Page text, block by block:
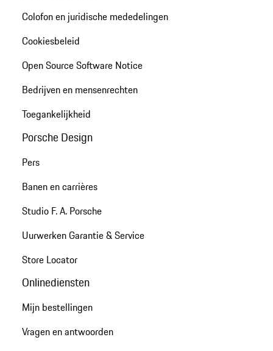
Colofon en juridische mededelingen
Cookiesbeleid
Open Source Software Notice
Bedrijven en mensenrechten
Toegankelijkheid
Porsche Design
Pers
Banen en carrières
Studio F. A. Porsche
Uurwerken Garantie & Service
Store Locator
Onlinediensten
Mijn bestellingen
Vragen en antwoorden